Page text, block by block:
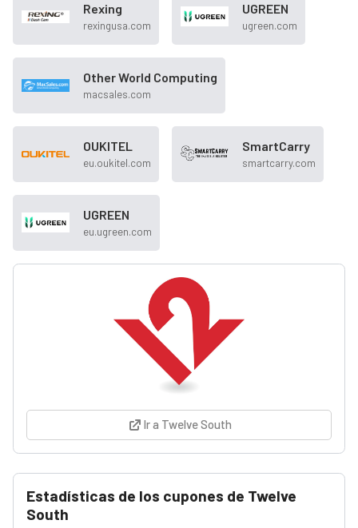
Rexing
rexingusa.com
UGREEN
ugreen.com
Other World Computing
macsales.com
OUKITEL
eu.oukitel.com
SmartCarry
smartcarry.com
UGREEN
eu.ugreen.com
Ir a Twelve South
Estadísticas de los cupones de Twelve
South